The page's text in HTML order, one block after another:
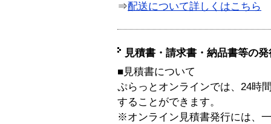
⇒配送について詳しくはこちら
見積書・請求書・納品書等の
■見積書について
ぷらっとオンラインでは、24時
することができます。
※オンライン見積書発行には、